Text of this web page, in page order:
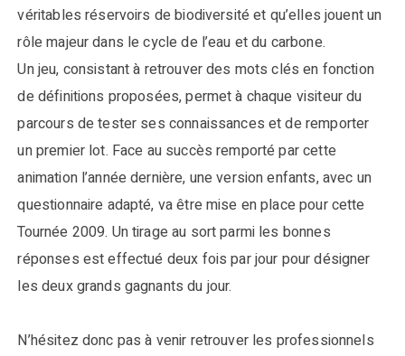
véritables réservoirs de biodiversité et qu’elles jouent un
rôle majeur dans le cycle de l’eau et du carbone.
Un jeu, consistant à retrouver des mots clés en fonction
de définitions proposées, permet à chaque visiteur du
parcours de tester ses connaissances et de remporter
un premier lot. Face au succès remporté par cette
animation l’année dernière, une version enfants, avec un
questionnaire adapté, va être mise en place pour cette
Tournée 2009. Un tirage au sort parmi les bonnes
réponses est effectué deux fois par jour pour désigner
les deux grands gagnants du jour.
N’hésitez donc pas à venir retrouver les professionnels